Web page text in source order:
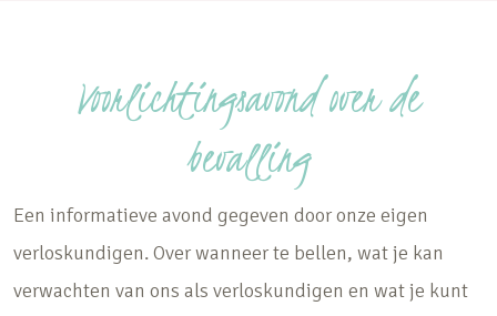
Voorlichtingsavond over de
bevalling
Een informatieve avond gegeven door onze eigen
verloskundigen. Over wanneer te bellen, wat je kan
verwachten van ons als verloskundigen en wat je kunt